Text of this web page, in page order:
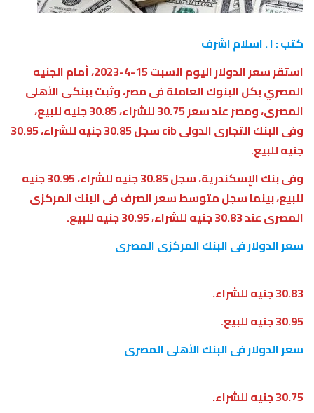
كتب : ا . اسلام اشرف
استقر سعر الدولار اليوم السبت 15-4-2023، أمام الجنيه
المصري بكل البنوك العاملة فى مصر، وثبت ببنكى الأهلى
المصرى، ومصر عند سعر 30.75 للشراء، 30.85 جنيه للبيع،
وفى البنك التجارى الدولى cib سجل 30.85 جنيه للشراء، 30.95
جنيه للبيع.
وفى بنك الإسكندرية، سجل 30.85 جنيه للشراء، 30.95 جنيه
للبيع، بينما سجل متوسط سعر الصرف فى البنك المركزى
المصرى عند 30.83 جنيه للشراء، 30.95 جنيه للبيع.
سعر الدولار فى البنك المركزى المصرى
30.83 جنيه للشراء.
30.95 جنيه للبيع.
سعر الدولار فى البنك الأهلى المصرى
30.75 جنيه للشراء.